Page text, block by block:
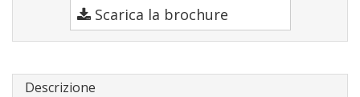
Scarica la brochure
Descrizione